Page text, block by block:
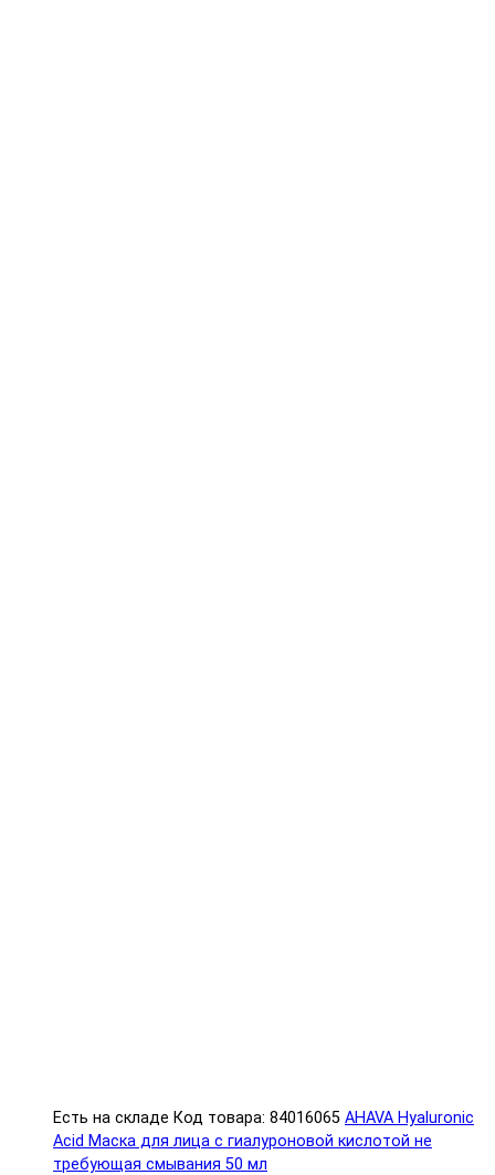
Есть на складе Код товара: 84016065 AHAVA Hyaluronic
Acid Маска для лица с гиалуроновой кислотой не
требующая смывания 50 мл